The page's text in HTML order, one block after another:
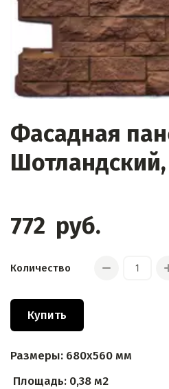
Фасадная
772 руб.
Количество
Купить
Размеры: 680х560 мм
Площадь: 0,38 м2